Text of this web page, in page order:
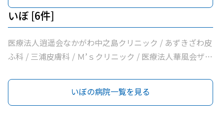
いぼ [6件]
医療法人逍遥会なかがわ中之島クリニック / あずきざわ皮
ふ科 / 三浦皮膚科 / Ｍ’ｓクリニック / 医療法人華風会ザ・
フ科クリニック
いぼの病院一覧を見る